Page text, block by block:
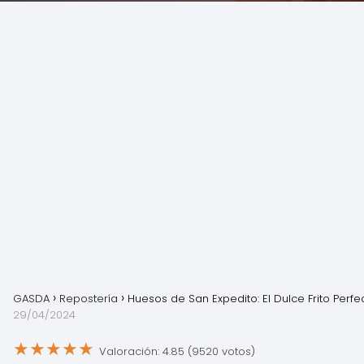
GASDA Repostería
Huesos de San Expedito: El Dulce Frito
29/04/2024
★★★★★ Valoración: 4.85 (9520 votos)